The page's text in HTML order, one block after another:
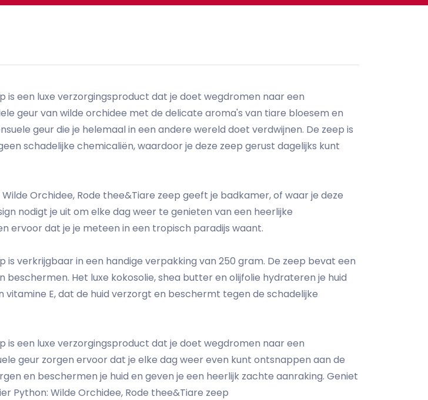
is een luxe verzorgingsproduct dat je doet wegdromen naar een
geur van wilde orchidee met de delicate aroma's van tiare bloesem en
geur die je helemaal in een andere wereld doet verdwijnen. De zeep is
schadelijke chemicaliën, waardoor je deze zeep gerust dagelijks kunt
Orchidee, Rode thee&Tiare zeep geeft je badkamer, of waar je deze
nodigt je uit om elke dag weer te genieten van een heerlijke
ervoor dat je je meteen in een tropisch paradijs waant.
is verkrijgbaar in een handige verpakking van 250 gram. De zeep bevat een
Het luxe kokosolie, shea butter en olijfolie hydrateren je huid
vitamine E, dat de huid verzorgt en beschermt tegen de schadelijke
is een luxe verzorgingsproduct dat je doet wegdromen naar een
geur zorgen ervoor dat je elke dag weer even kunt ontsnappen aan de
en beschermen je huid en geven je een heerlijk zachte aanraking. Geniet
Python: Wilde Orchidee, Rode thee&Tiare zeep